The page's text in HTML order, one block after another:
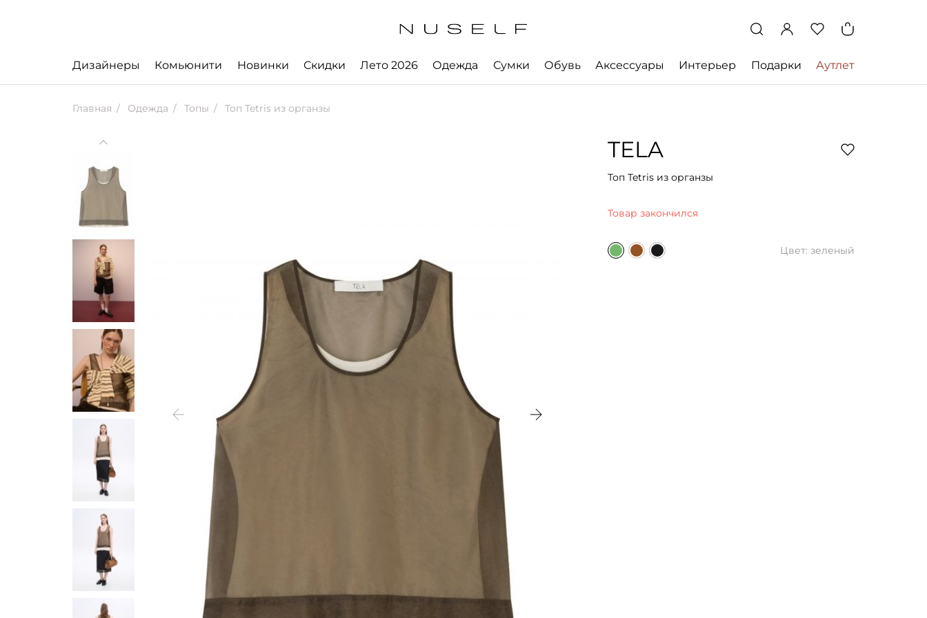
Дизайнеры Комьюнити Новинки Скидки Лето 2026 Одежда Сумки Обувь Аксессуары Интерьер Подарки Аутлет
Главная Одежда Топы Топ Tetris из органзы
TELA
Топ Tetris из органзы
Товар закончился
Цвет: зеленый